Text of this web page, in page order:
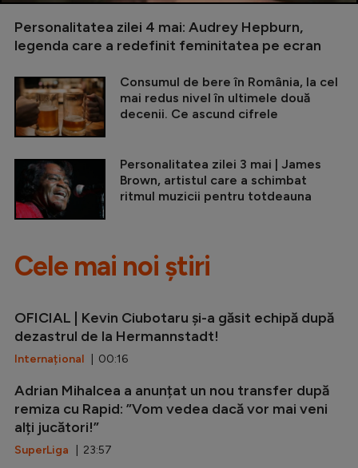
Personalitatea zilei 4 mai: Audrey Hepburn,
legenda care a redefinit feminitatea pe ecran
Consumul de bere în România, la cel
mai redus nivel în ultimele două
decenii. Ce ascund cifrele
Personalitatea zilei 3 mai | James
Brown, artistul care a schimbat
ritmul muzicii pentru totdeauna
Cele mai noi știri
OFICIAL | Kevin Ciubotaru și-a găsit echipă după
dezastrul de la Hermannstadt!
Internațional | 00:16
Adrian Mihalcea a anunțat un nou transfer după
remiza cu Rapid: ”Vom vedea dacă vor mai veni
alți jucători!”
SuperLiga | 23:57